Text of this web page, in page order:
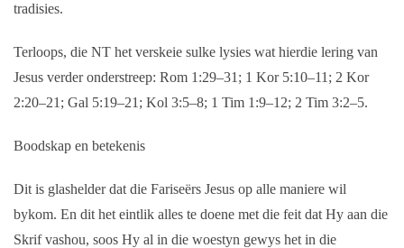
tradisies.
Terloops, die NT het verskeie sulke lysies wat hierdie lering van
Jesus verder onderstreep: Rom 1:29–31; 1 Kor 5:10–11; 2 Kor
2:20–21; Gal 5:19–21; Kol 3:5–8; 1 Tim 1:9–12; 2 Tim 3:2–5.
Boodskap en betekenis
Dit is glashelder dat die Fariseërs Jesus op alle maniere wil
bykom. En dit het eintlik alles te doene met die feit dat Hy aan die
Skrif vashou, soos Hy al in die woestyn gewys het in die